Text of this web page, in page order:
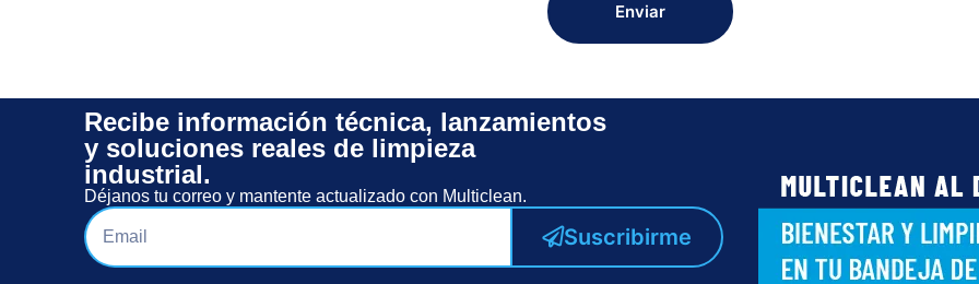
Enviar
Recibe información técnica, lanzamientos
y soluciones reales de limpieza
industrial.
Déjanos tu correo y mantente actualizado con Multiclean.
Suscribirme